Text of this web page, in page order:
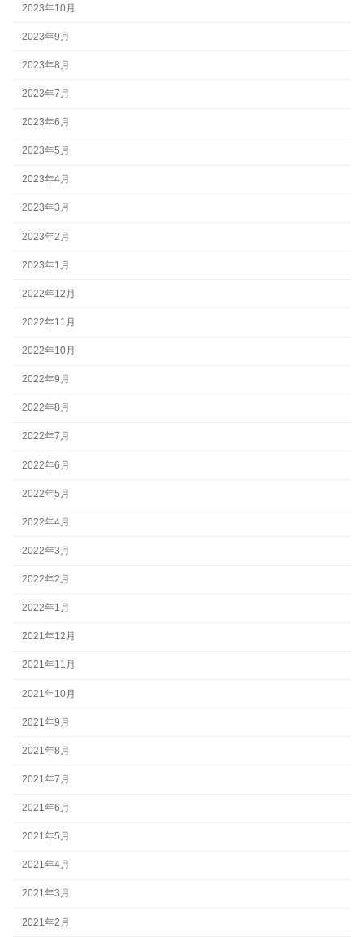
2023年10月
2023年9月
2023年8月
2023年7月
2023年6月
2023年5月
2023年4月
2023年3月
2023年2月
2023年1月
2022年12月
2022年11月
2022年10月
2022年9月
2022年8月
2022年7月
2022年6月
2022年5月
2022年4月
2022年3月
2022年2月
2022年1月
2021年12月
2021年11月
2021年10月
2021年9月
2021年8月
2021年7月
2021年6月
2021年5月
2021年4月
2021年3月
2021年2月